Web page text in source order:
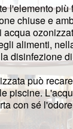
l'elemento
chiuse e
alimenti,
disinfezione
può
piscine.
con sé